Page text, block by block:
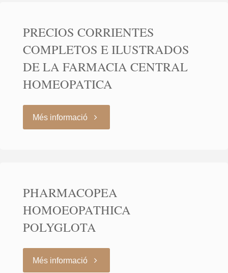
PRECIOS CORRIENTES
COMPLETOS E ILUSTRADOS
DE LA FARMACIA CENTRAL
HOMEOPATICA
Més informació"PRECIOS
E
ILUSTRADOS
LA
PHARMACOPEA
HOMOEOPATHICA
POLYGLOTA
Més informació"PHARMACOPEA